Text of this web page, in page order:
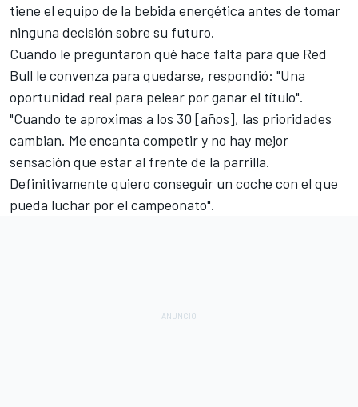
tiene el equipo de la bebida energética antes de tomar
ninguna decisión sobre su futuro.
Cuando le preguntaron qué hace falta para que Red
Bull le convenza para quedarse, respondió: "Una
oportunidad real para pelear por ganar el título".
"Cuando te aproximas a los 30 [años], las prioridades
cambian. Me encanta competir y no hay mejor
sensación que estar al frente de la parrilla.
Definitivamente quiero conseguir un coche con el que
pueda luchar por el campeonato".